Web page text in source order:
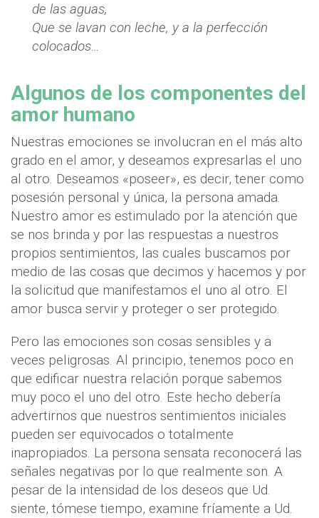
de las aguas,
Que se lavan con leche, y a la perfección
colocados…
Algunos de los componentes del
amor humano
Nuestras emociones se involucran en el más alto
grado en el amor, y deseamos expresarlas el uno
al otro. Deseamos «poseer», es decir, tener como
posesión personal y única, la persona amada.
Nuestro amor es estimulado por la atención que
se nos brinda y por las respuestas a nuestros
propios sentimientos, las cuales buscamos por
medio de las cosas que decimos y hacemos y por
la solicitud que manifestamos el uno al otro. El
amor busca servir y proteger o ser protegido.
Pero las emociones son cosas sensibles y a
veces peligrosas. Al principio, tenemos poco en
que edificar nuestra relación porque sabemos
muy poco el uno del otro. Este hecho debería
advertirnos que nuestros sentimientos iniciales
pueden ser equivocados o totalmente
inapropiados. La persona sensata reconocerá las
señales negativas por lo que realmente son. A
pesar de la intensidad de los deseos que Ud.
siente, tómese tiempo, examine fríamente a Ud.